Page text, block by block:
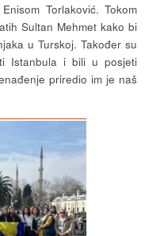
Torlaković. Tokom
Sultan Mehmet kako bi
u Turskoj. Također su
Istanbula i bili u posjeti
priredio im je naš